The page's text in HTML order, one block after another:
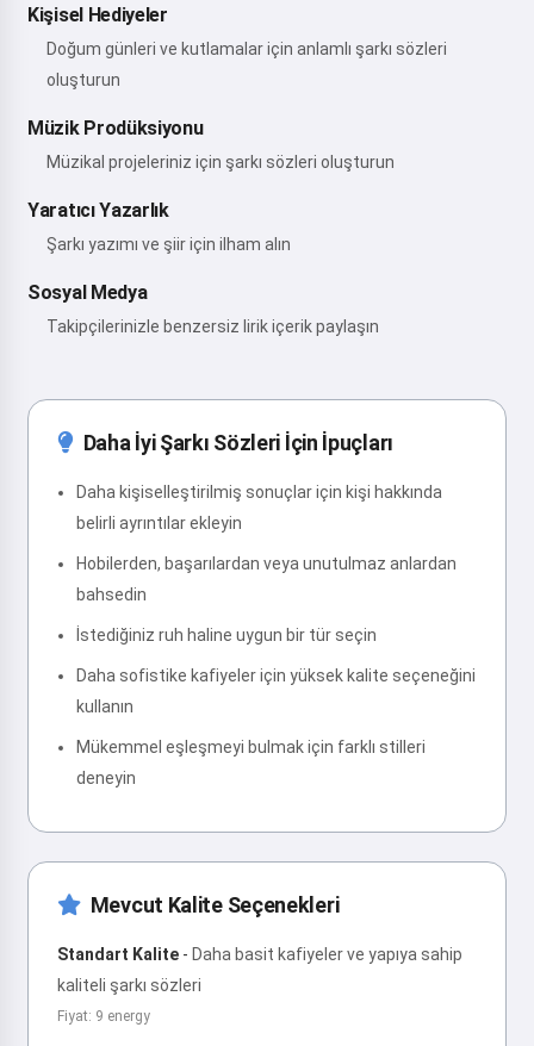
Kişisel Hediyeler
Doğum günleri ve kutlamalar için anlamlı şarkı sözleri
oluşturun
Müzik Prodüksiyonu
Müzikal projeleriniz için şarkı sözleri oluşturun
Yaratıcı Yazarlık
Şarkı yazımı ve şiir için ilham alın
Sosyal Medya
Takipçilerinizle benzersiz lirik içerik paylaşın
Daha İyi Şarkı Sözleri İçin İpuçları
Daha kişiselleştirilmiş sonuçlar için kişi hakkında
belirli ayrıntılar ekleyin
Hobilerden, başarılardan veya unutulmaz anlardan
bahsedin
İstediğiniz ruh haline uygun bir tür seçin
Daha sofistike kafiyeler için yüksek kalite seçeneğini
kullanın
Mükemmel eşleşmeyi bulmak için farklı stilleri
deneyin
Mevcut Kalite Seçenekleri
Standart Kalite - Daha basit kafiyeler ve yapıya sahip
kaliteli şarkı sözleri
Fiyat: 9 energy